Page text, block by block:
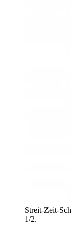
Streit-Zeit-
1/2.